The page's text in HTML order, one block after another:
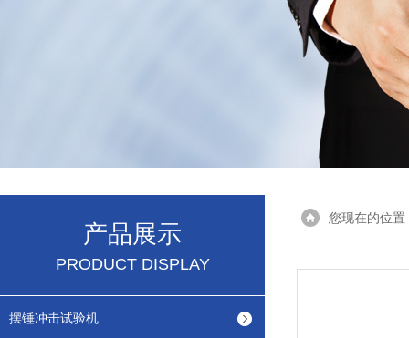
产品展示
PRODUCT DISPLAY
摆锤冲击试验机
您现在的位置